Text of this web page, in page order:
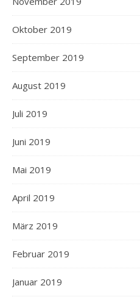
Oktober 2019
September 2019
August 2019
Juli 2019
Juni 2019
Mai 2019
April 2019
März 2019
Februar 2019
Januar 2019